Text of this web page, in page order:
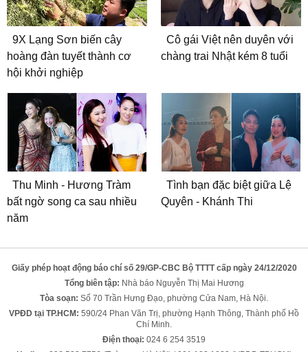
9X Lạng Sơn biến cây
hoàng đàn tuyết thành cơ
hội khởi nghiệp
Cô gái Việt nên duyên với
chàng trai Nhật kém 8 tuổi
Thu Minh - Hương Tràm
bất ngờ song ca sau nhiều
năm
Tình bạn đặc biệt giữa Lệ
Quyên - Khánh Thi
Giấy phép hoạt động báo chí số 29/GP-CBC Bộ TTTT cấp ngày 24/12/2020
Tổng biên tập: Nhà báo Nguyễn Thị Mai Hương
Tòa soạn: Số 70 Trần Hưng Đạo, phường Cửa Nam, Hà Nội.
VPĐD tại TP.HCM: 590/24 Phan Văn Trị, phường Hạnh Thông, Thành phố Hồ
Chí Minh.
Điện thoại: 024 6 254 3519